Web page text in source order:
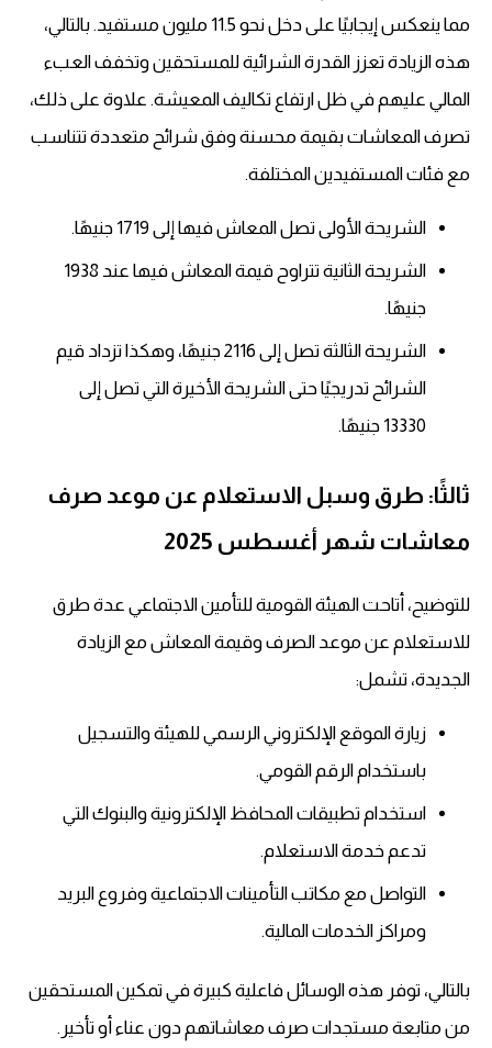
مما ينعكس إيجابيًا على دخل نحو 11.5 مليون مستفيد. بالتالي،
هذه الزيادة تعزز القدرة الشرائية للمستحقين وتخفف العبء
المالي عليهم في ظل ارتفاع تكاليف المعيشة. علاوة على ذلك،
تصرف المعاشات بقيمة محسنة وفق شرائح متعددة تتناسب
مع فئات المستفيدين المختلفة.
الشريحة الأولى تصل المعاش فيها إلى 1719 جنيهًا.
الشريحة الثانية تتراوح قيمة المعاش فيها عند 1938
جنيهًا.
الشريحة الثالثة تصل إلى 2116 جنيهًا، وهكذا تزداد قيم
الشرائح تدريجيًا حتى الشريحة الأخيرة التي تصل إلى
13330 جنيهًا.
ثالثًا: طرق وسبل الاستعلام عن موعد صرف
معاشات شهر أغسطس 2025
للتوضيح، أتاحت الهيئة القومية للتأمين الاجتماعي عدة طرق
للاستعلام عن موعد الصرف وقيمة المعاش مع الزيادة
الجديدة، تشمل:
زيارة الموقع الإلكتروني الرسمي للهيئة والتسجيل
باستخدام الرقم القومي.
استخدام تطبيقات المحافظ الإلكترونية والبنوك التي
تدعم خدمة الاستعلام.
التواصل مع مكاتب التأمينات الاجتماعية وفروع البريد
ومراكز الخدمات المالية.
بالتالي، توفر هذه الوسائل فاعلية كبيرة في تمكين المستحقين
من متابعة مستجدات صرف معاشاتهم دون عناء أو تأخير.